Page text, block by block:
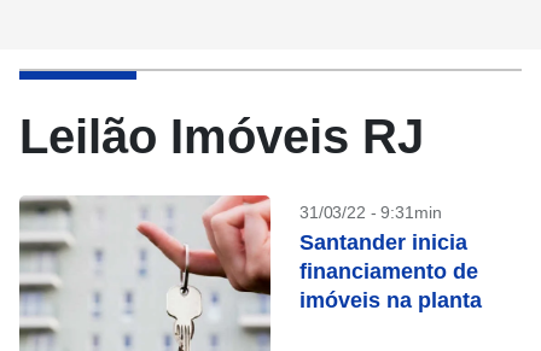
Leilão Imóveis RJ
31/03/22 - 9:31min
Santander inicia
financiamento de
imóveis na planta